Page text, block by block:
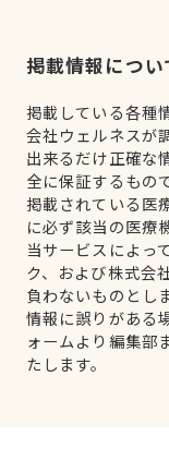
掲載情報につい
掲載している各種
会社ウェルネスが
出来るだけ正確な
全に保証するもの
掲載されている医
に必ず該当の医療
当サービスによっ
ク、および株式会
負わないものとしま
情報に誤りがある
ォームより編集部
たします。